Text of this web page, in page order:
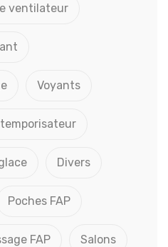
ventilateur
Voyants
temporisateur
Divers
Poches FAP
FAP Salons